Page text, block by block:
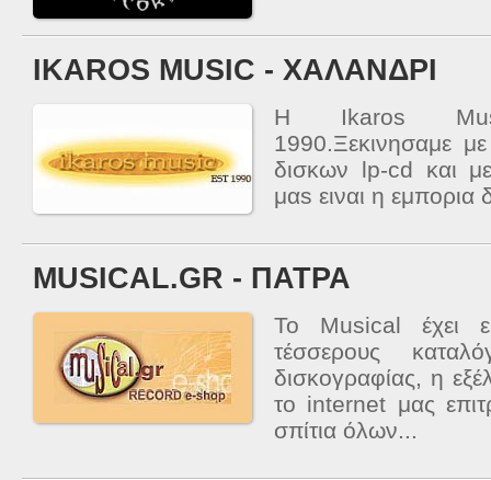
IKAROS MUSIC - ΧΑΛΑΝΔΡΙ
Η Ikaros
1990.Ξεκινησαμε
δισκων lp-cd και
μαs ειναι η εμπορια
MUSICAL.GR - ΠΑΤΡΑ
Το Musical έχει
τέσσερους
δισκογραφίας, η
το internet μας
σπίτια όλων...